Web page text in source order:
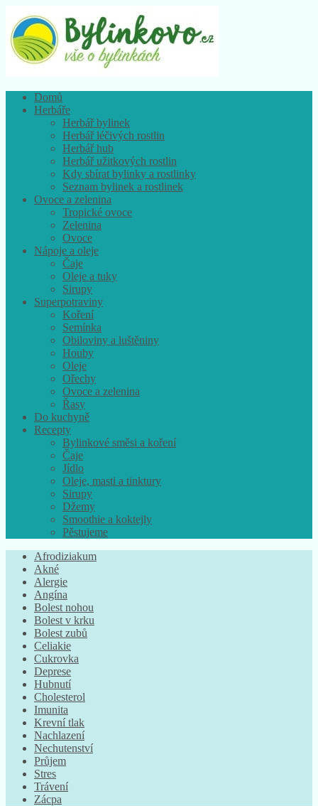
Domů
Herbáře
Herbář bylinek
Herbář léčivých rostlin
Herbář hub
Herbář užitkových rostlin
Kdy sbírat bylinky a rostlinky
Seznam bylinek a rostlinek
Ovoce a zelenina
Tropické ovoce
Zelenina
Ovoce
Nápoje a oleje
Čaje
Oleje a tuky
Sirupy
Superpotraviny
Koření
Semínka
Obiloviny a luštěniny
Houby
Oleje
Ořechy
Ovoce a zelenina
Řasy
Do kuchyně
Recepty
Bylinkové směsi a koření
Čaje
Jídlo
Oleje, masti a tinktury
Sirupy
Džemy
Smoothie a koktejly
Pěstujeme
Afrodiziakum
Akné
Alergie
Angína
Bolest nohou
Bolest v krku
Bolest zubů
Celiakie
Cukrovka
Deprese
Hubnutí
Cholesterol
Imunita
Krevní tlak
Nachlazení
Nechutenství
Průjem
Stres
Trávení
Zácpa